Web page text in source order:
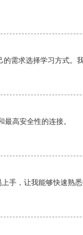
需求选择学习方式。
高安全性的连接。
手，让我能够快速熟悉